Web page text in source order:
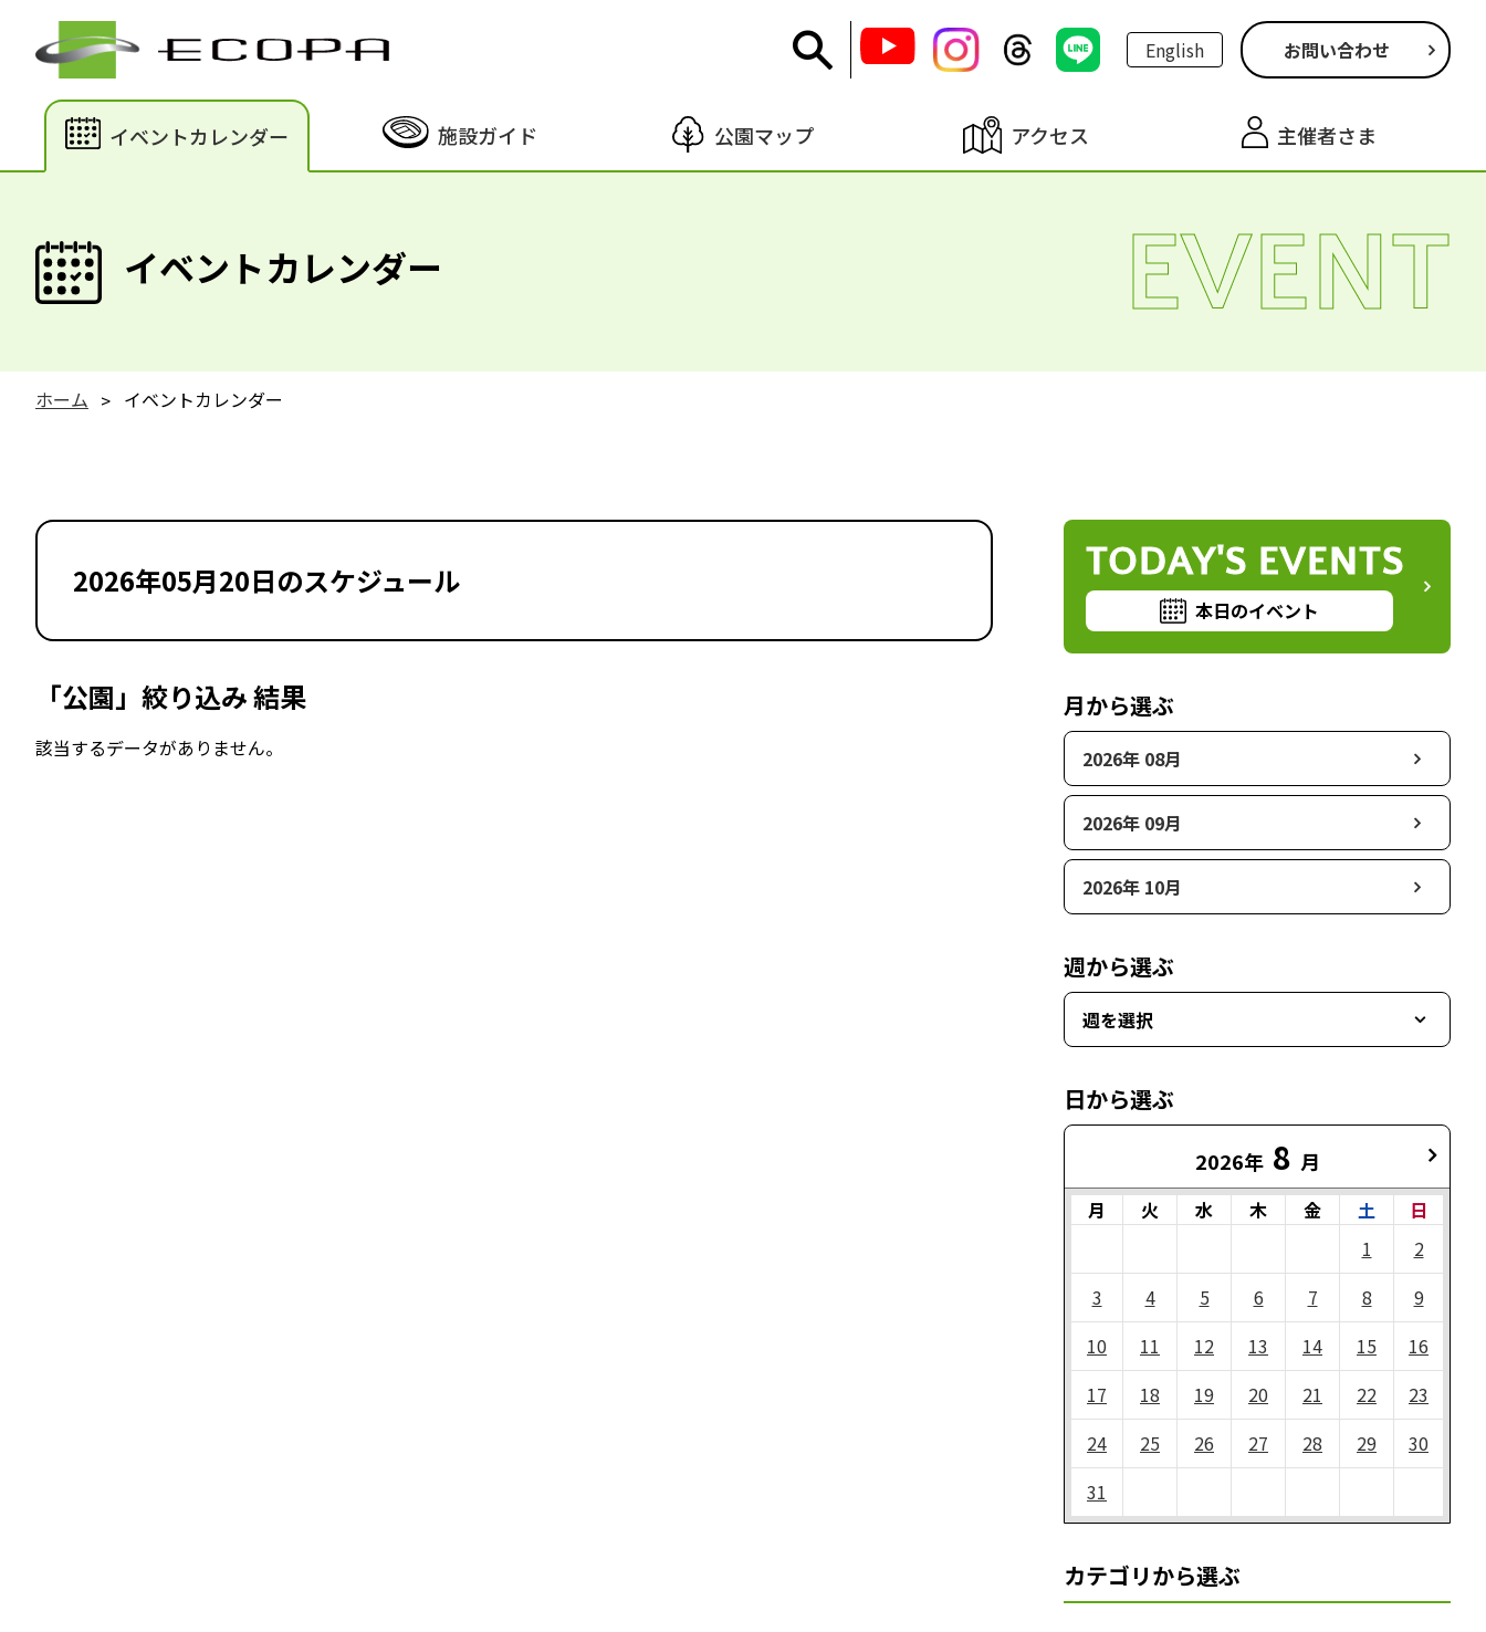
English お問い合わせ
イベントカレンダー 施設ガイド 公園マップ アクセス 主催者さま
イベントカレンダー EVENT
ホーム イベントカレンダー
2026年05月20日のスケジュール
「公園」絞り込み 結果
該当するデータがありません。
TODAY'S EVENTS
本日のイベント
月から選ぶ
2026年 08月
2026年 09月
2026年 10月
週から選ぶ
週を選択
日から選ぶ
2026年 8 月
月 火 水 木 金 土
日
1
2
3
4 5 6 7 8
9
10
11 12 13 14 15
16
17
18 19 20 21 22
23
24
25 26 27 28 29
30
31
カテゴリから選ぶ